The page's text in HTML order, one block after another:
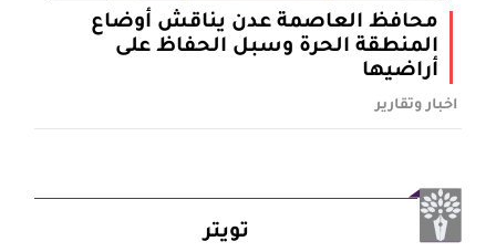
محافظ العاصمة عدن يناقش أوضاع
المنطقة الحرة وسبل الحفاظ على
أراضيها
اخبار وتقارير
تويتر